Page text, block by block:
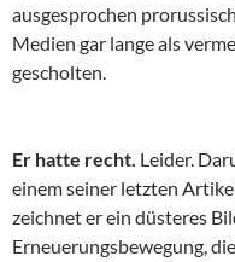
ausgesprochen
Medien gar lange als
gescholten.
Er hatte recht. Leider.
einem seiner letzten
zeichnet er ein düsteres
Erneuerungsbewegung,